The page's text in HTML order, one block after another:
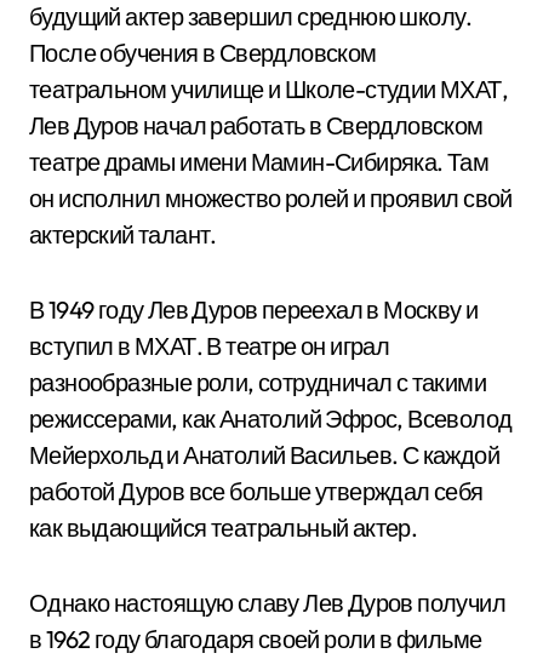
будущий актер завершил среднюю школу.
После обучения в Свердловском
театральном училище и Школе-студии МХАТ,
Лев Дуров начал работать в Свердловском
театре драмы имени Мамин-Сибиряка. Там
он исполнил множество ролей и проявил свой
актерский талант.
В 1949 году Лев Дуров переехал в Москву и
вступил в МХАТ. В театре он играл
разнообразные роли, сотрудничал с такими
режиссерами, как Анатолий Эфрос, Всеволод
Мейерхольд и Анатолий Васильев. С каждой
работой Дуров все больше утверждал себя
как выдающийся театральный актер.
Однако настоящую славу Лев Дуров получил
в 1962 году благодаря своей роли в фильме